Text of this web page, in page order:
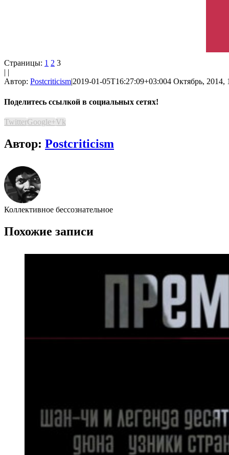
Страницы: 1 2 3
| |
Автор: Postcriticism|2019-01-05T16:27:09+03:004 Октябрь, 2014,
Поделитесь ссылкой в социальных сетях!
TwitterGoogle+Vk
Автор: Postcriticism
Коллективное бессознательное
Похожие записи